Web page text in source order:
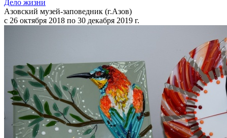
Дело жизни
Азовский музей-заповедник (г.Азов)
с 26 октября 2018 по 30 декабря 2019 г.